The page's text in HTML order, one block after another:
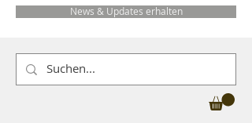
News & Updates erhalten